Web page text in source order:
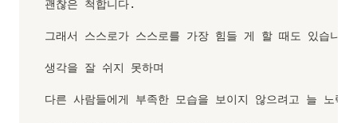
F
nc
o
<
괜찮은 척합니다.
그래서 스스로가 스스로를 가장 힘들 게 할 때도 있습니
생각을 잘 쉬지 못하며
다른 사람들에게 부족한 모습을 보이지 않으려고 늘 노력